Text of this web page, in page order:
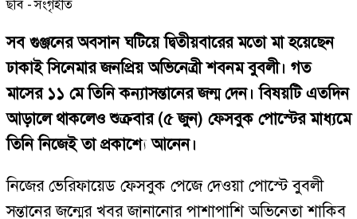
ছবি - সংগৃহীত
সব গুঞ্জনের অবসান ঘটিয়ে দ্বিতীয়বারের মতো মা হয়েছেন
ঢাকাই সিনেমার জনপ্রিয় অভিনেত্রী শবনম বুবলী। গত
মাসের ১১ মে তিনি কন্যাসন্তানের জন্ম দেন। বিষয়টি এতদিন
আড়ালে থাকলেও শুক্রবার (৫ জুন) ফেসবুক পোস্টের মাধ্যমে
তিনি নিজেই তা প্রকাশ্যে আনেন।
নিজের ভেরিফায়েড ফেসবুক পেজে দেওয়া পোস্টে বুবলী
সন্তানের জন্মের খবর জানানোর পাশাপাশি অভিনেতা শাকিব